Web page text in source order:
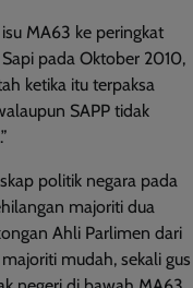
MA63 ke peringkat
pada Oktober 2010,
ketika itu terpaksa
SAPP tidak
politik negara pada
majoriti dua
Ahli Parlimen dari
mudah, sekali gus